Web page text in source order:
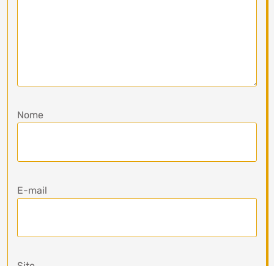
Nome
E-mail